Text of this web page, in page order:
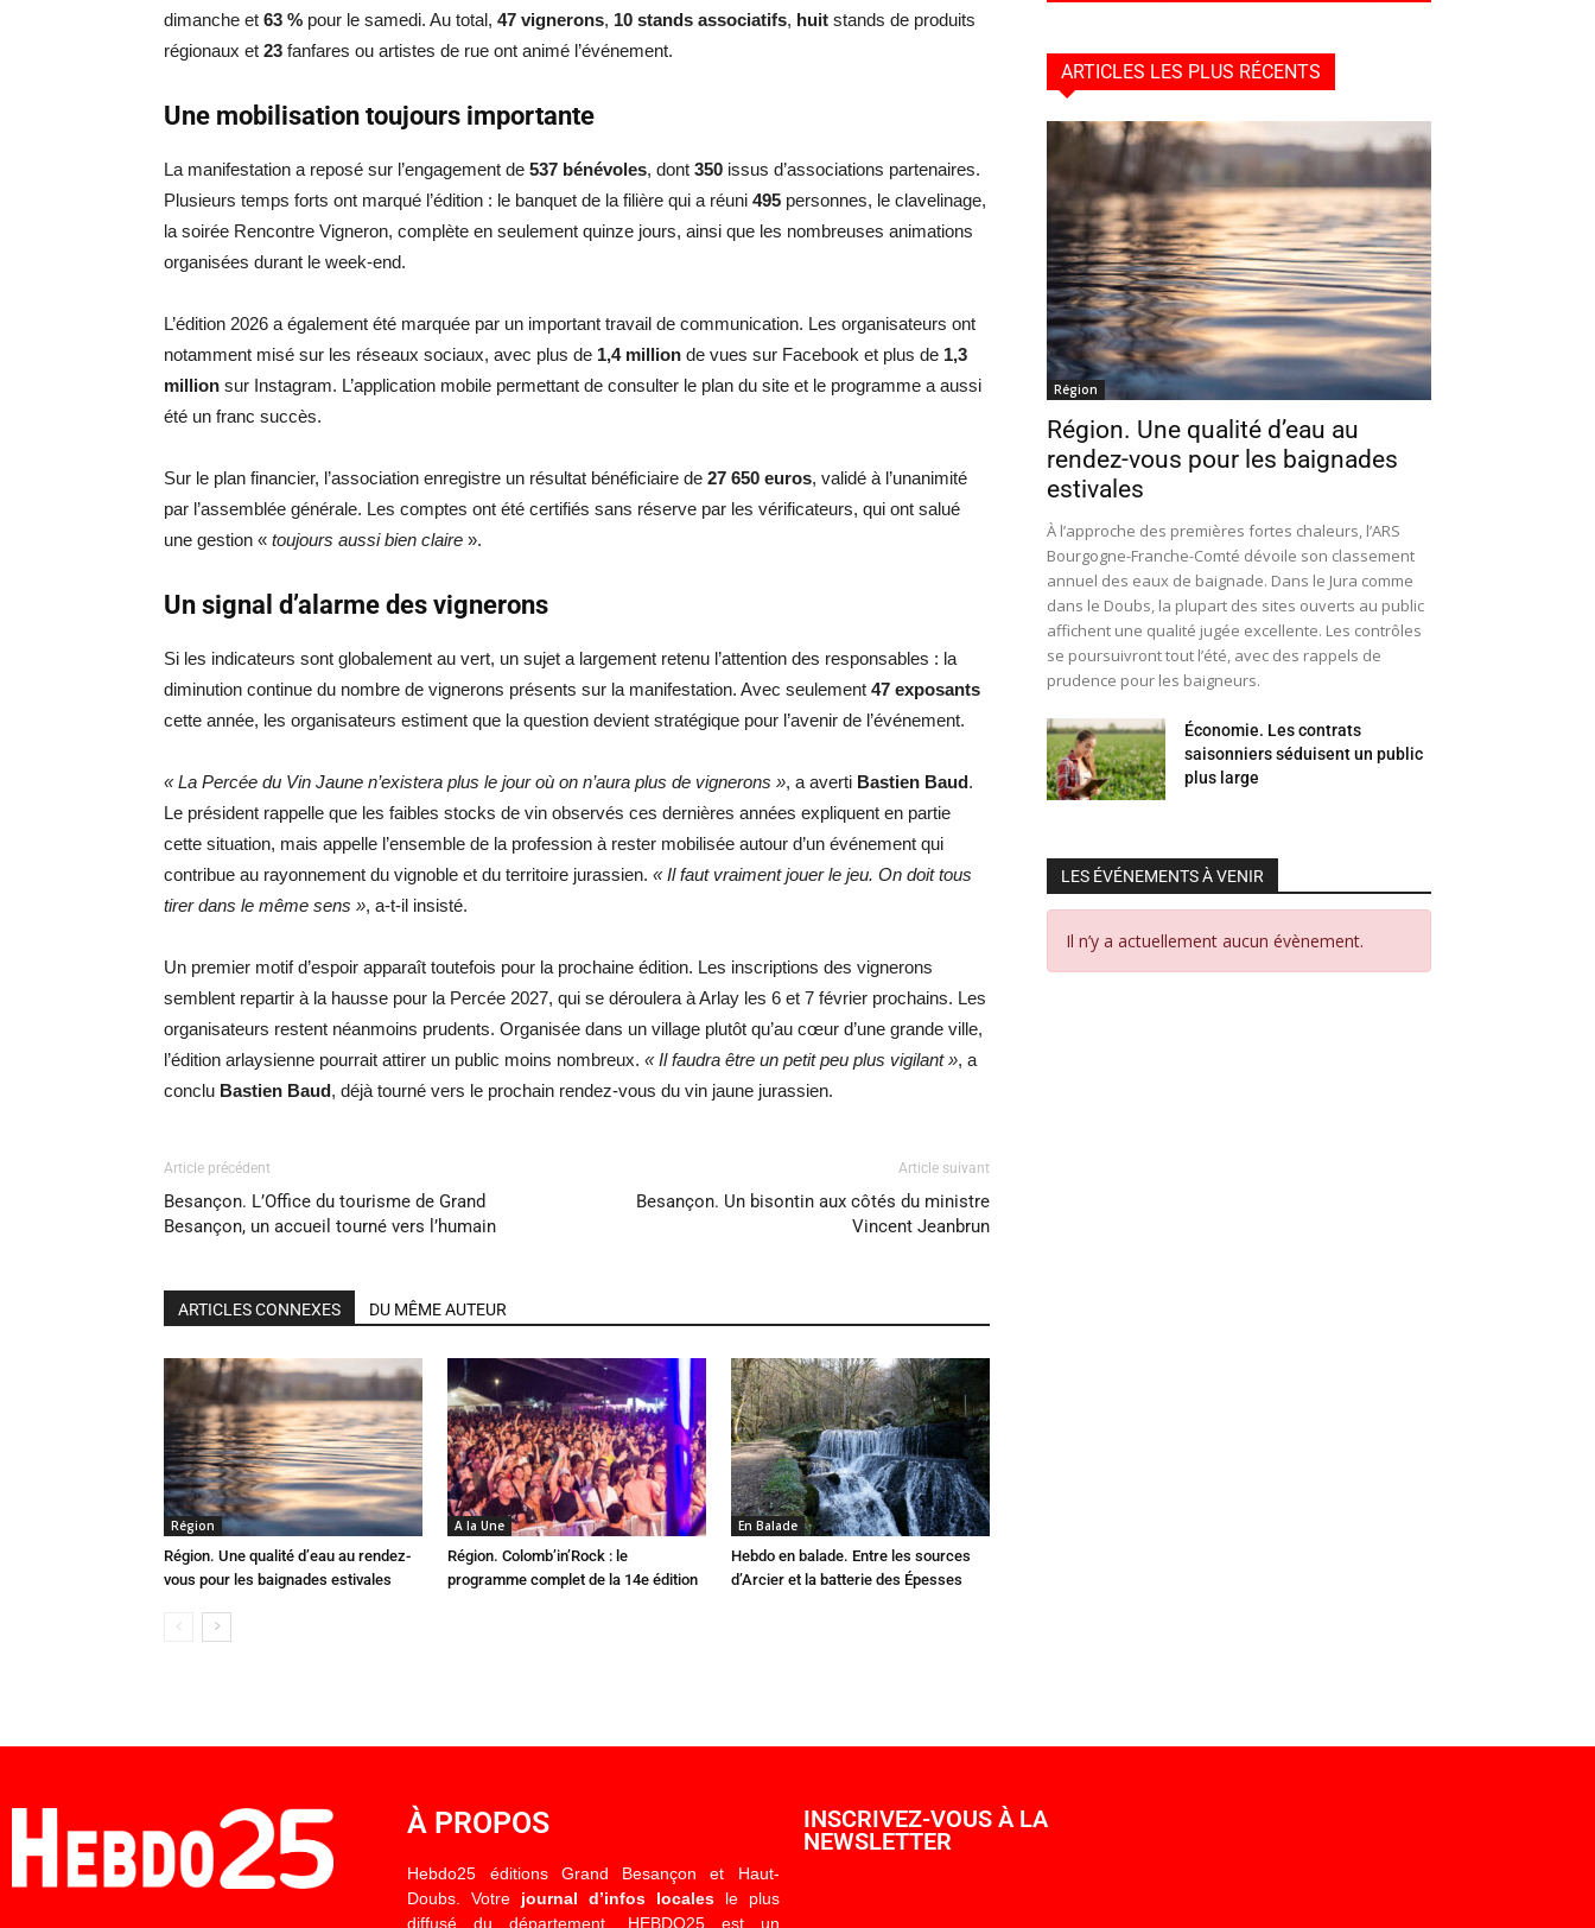
dimanche et 63 % pour le samedi. Au total, 47 vignerons, 10 stands associatifs, huit stands de produits
régionaux et 23 fanfares ou artistes de rue ont animé l’événement.
Une mobilisation toujours importante
La manifestation a reposé sur l’engagement de 537 bénévoles, dont 350 issus d’associations partenaires.
Plusieurs temps forts ont marqué l’édition : le banquet de la filière qui a réuni 495 personnes, le clavelinage,
la soirée Rencontre Vigneron, complète en seulement quinze jours, ainsi que les nombreuses animations
organisées durant le week-end.
L’édition 2026 a également été marquée par un important travail de communication. Les organisateurs ont
notamment misé sur les réseaux sociaux, avec plus de 1,4 million de vues sur Facebook et plus de 1,3
million sur Instagram. L’application mobile permettant de consulter le plan du site et le programme a aussi
été un franc succès.
Sur le plan financier, l’association enregistre un résultat bénéficiaire de 27 650 euros, validé à l’unanimité
par l’assemblée générale. Les comptes ont été certifiés sans réserve par les vérificateurs, qui ont salué
une gestion « toujours aussi bien claire ».
Un signal d’alarme des vignerons
Si les indicateurs sont globalement au vert, un sujet a largement retenu l’attention des responsables : la
diminution continue du nombre de vignerons présents sur la manifestation. Avec seulement 47 exposants
cette année, les organisateurs estiment que la question devient stratégique pour l’avenir de l’événement.
« La Percée du Vin Jaune n’existera plus le jour où on n’aura plus de vignerons », a averti Bastien Baud.
Le président rappelle que les faibles stocks de vin observés ces dernières années expliquent en partie
cette situation, mais appelle l’ensemble de la profession à rester mobilisée autour d’un événement qui
contribue au rayonnement du vignoble et du territoire jurassien. « Il faut vraiment jouer le jeu. On doit tous
tirer dans le même sens », a-t-il insisté.
Un premier motif d’espoir apparaît toutefois pour la prochaine édition. Les inscriptions des vignerons
semblent repartir à la hausse pour la Percée 2027, qui se déroulera à Arlay les 6 et 7 février prochains. Les
organisateurs restent néanmoins prudents. Organisée dans un village plutôt qu’au cœur d’une grande ville,
l’édition arlaysienne pourrait attirer un public moins nombreux. « Il faudra être un petit peu plus vigilant », a
conclu Bastien Baud, déjà tourné vers le prochain rendez-vous du vin jaune jurassien.
Article précédent
Besançon. L’Office du tourisme de Grand
Besançon, un accueil tourné vers l’humain
Article suivant
Besançon. Un bisontin aux côtés du ministre
Vincent Jeanbrun
ARTICLES CONNEXES DU MÊME AUTEUR
Région
Région. Une qualité d’eau au rendez-
vous pour les baignades estivales
A la Une
Région. Colomb’in’Rock : le
programme complet de la 14e édition
En Balade
Hebdo en balade. Entre les sources
d’Arcier et la batterie des Épesses
ARTICLES LES PLUS RÉCENTS
Région
Région. Une qualité d’eau au
rendez-vous pour les baignades
estivales
À l’approche des premières fortes chaleurs, l’ARS
Bourgogne-Franche-Comté dévoile son classement
annuel des eaux de baignade. Dans le Jura comme
dans le Doubs, la plupart des sites ouverts au public
affichent une qualité jugée excellente. Les contrôles
se poursuivront tout l’été, avec des rappels de
prudence pour les baigneurs.
Économie. Les contrats
saisonniers séduisent un public
plus large
LES ÉVÉNEMENTS À VENIR
Il n’y a actuellement aucun évènement.
À PROPOS
Hebdo25 éditions Grand Besançon et Haut-
Doubs. Votre journal d’infos localesle plus
diffusé du département. HEBDO25 est un
INSCRIVEZ-VOUS À LA
NEWSLETTER